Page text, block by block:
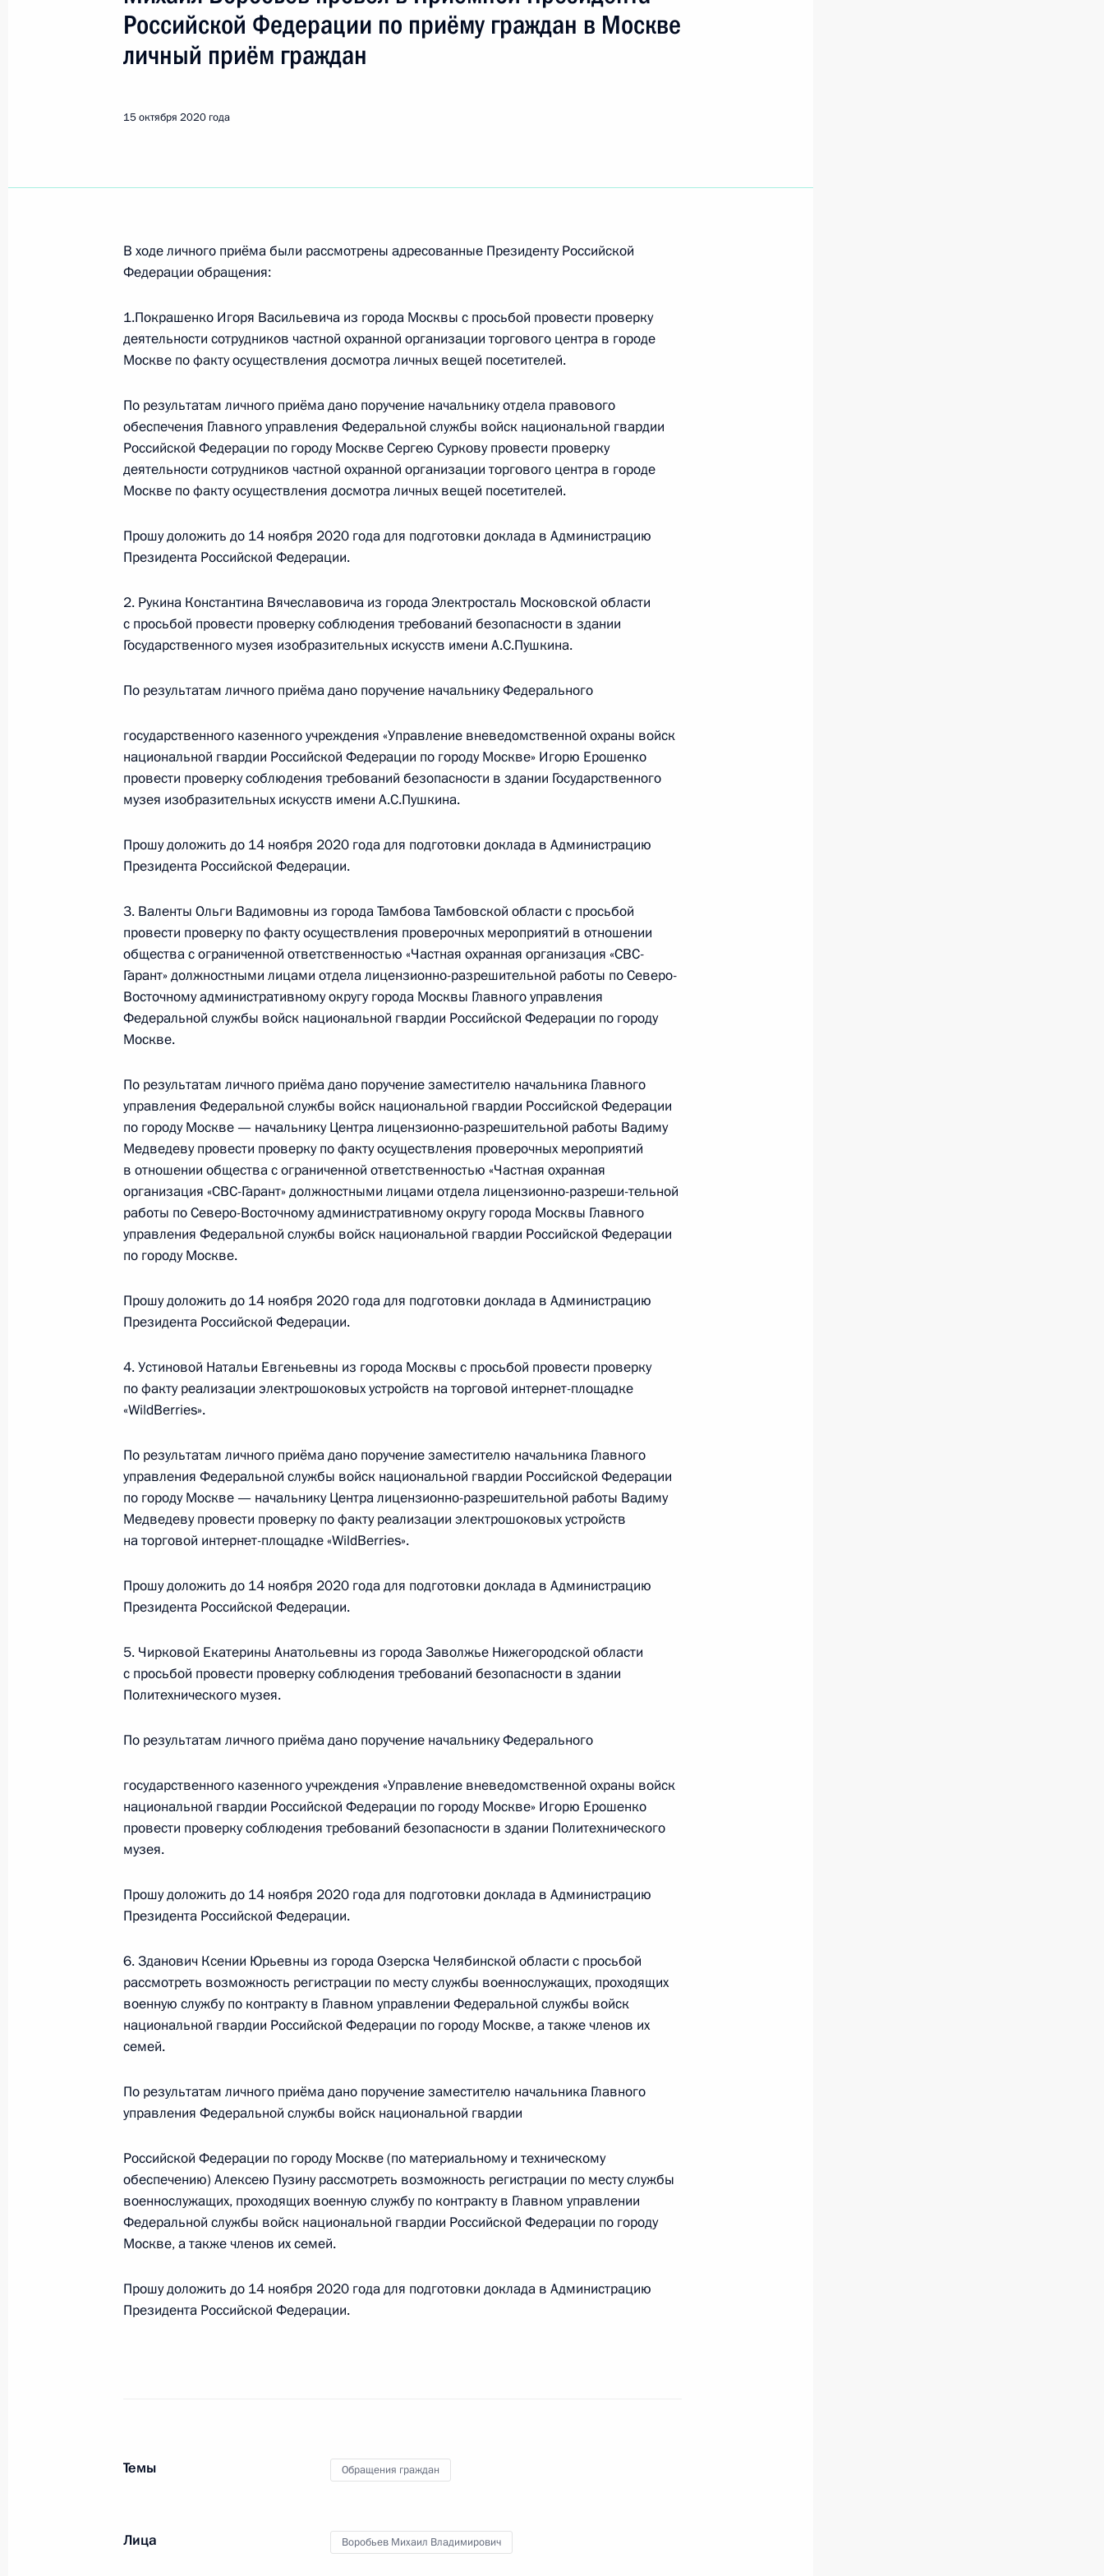
10 ноября 2023 года, пятница
по поручению Президента Российской Федерации начальником Главного
Российской Федерации по приёму граждан в Москве 11 октября 2023 года
11 октября 2023 года по поручению Президента Российской Федерации
начальник Главного управления Федеральной службы войск национальной гвардии
Российской Федерации по городу Москве Михаил Воробьёв провел в Приёмной
граждан
11 октября 2023 года, 19:01
Исполнены поручения, данные по результатам личного приёма, проведённого
управления Федеральной службы войск национальной гвардии Российской
Федерации по городу Москве Михаилом Воробьевым в Приёмной Президента
Российской Федерации по приёму граждан в Москве 15 марта 2023 года
15 марта 2023 года, среда
15 марта 2023 года по поручению Президента Российской Федерации начальник
Главного управления Федеральной службы войск национальной гвардии
Президента Российской Федерации по приёму граждан в Москве личный приём
граждан
14 ноября 2022 года, понедельник
Исполнены поручения, данные по результатам личного приёма, проведённого
по поручению Президента Российской Федерации начальником Главного
управления Федеральной службы войск национальной гвардии Российской
Российской Федерации по приёму граждан в Москве 19 октября 2022 года
14 ноября 2022 года, 19:10
19 октября 2022 года, среда
19 октября 2022 года по поручению Президента Российской Федерации
начальник Главного управления Федеральной службы войск национальной гвардии
Президента Российской Федерации по приёму граждан в Москве личный приём
граждан
Исполнены поручения, данные по результатам личного приёма, проведённого
по поручению Президента Российской Федерации начальником Главного
управления Федеральной службы войск национальной гвардии Российской
Федерации по городу Москве Михаилом Воробьёвым в Приёмной Президента
Российской Федерации по приёму граждан в Москве 17 марта 2022 года
15 апреля 2022 года, 18:17
17 марта 2022 года, четверг
17 марта 2022 года по поручению Президента Российской Федерации начальник
Российской Федерации по городу Москве Михаил Воробьёв провел в Приёмной
граждан
17 марта 2022 года, 19:22
Исполнены поручения, данные по результатам личного приёма, проведённого
управления Федеральной службы войск национальной гвардии Российской
Федерации по городу Москве Михаилом Воробьёвым в Приёмной Президента
Российской Федерации по приёму граждан в Москве 27 октября 2021 года
25 ноября 2021 года, 20:37
27 октября 2021 года, среда
начальник Главного управления Федеральной службы войск национальной гвардии
Российской Федерации по городу Москве Михаил Воробьёв провел в Приёмной
Президента Российской Федерации по приёму граждан в Москве личный приём
граждан
Российской Федерации по приёму граждан в Москве 25 марта 2021 года
Российской Федерации по приёму граждан в Москве
личный приём граждан
15 октября 2020 года
В ходе личного приёма были рассмотрены адресованные Президенту Российской
Федерации обращения:
1.Покрашенко Игоря Васильевича из города Москвы с просьбой провести проверку
деятельности сотрудников частной охранной организации торгового центра в городе
Москве по факту осуществления досмотра личных вещей посетителей.
По результатам личного приёма дано поручение начальнику отдела правового
обеспечения Главного управления Федеральной службы войск национальной гвардии
Российской Федерации по городу Москве Сергею Суркову провести проверку
деятельности сотрудников частной охранной организации торгового центра в городе
Москве по факту осуществления досмотра личных вещей посетителей.
Прошу доложить до 14 ноября 2020 года для подготовки доклада в Администрацию
Президента Российской Федерации.
2. Рукина Константина Вячеславовича из города Электросталь Московской области
с просьбой провести проверку соблюдения требований безопасности в здании
Государственного музея изобразительных искусств имени А.С.Пушкина.
По результатам личного приёма дано поручение начальнику Федерального
государственного казенного учреждения «Управление вневедомственной охраны войск
национальной гвардии Российской Федерации по городу Москве» Игорю Ерошенко
провести проверку соблюдения требований безопасности в здании Государственного
музея изобразительных искусств имени А.С.Пушкина.
Прошу доложить до 14 ноября 2020 года для подготовки доклада в Администрацию
Президента Российской Федерации.
3. Валенты Ольги Вадимовны из города Тамбова Тамбовской области с просьбой
провести проверку по факту осуществления проверочных мероприятий в отношении
общества с ограниченной ответственностью «Частная охранная организация «СВС-
Гарант» должностными лицами отдела лицензионно-разрешительной работы по Северо-
Восточному административному округу города Москвы Главного управления
Федеральной службы войск национальной гвардии Российской Федерации по городу
Москве.
По результатам личного приёма дано поручение заместителю начальника Главного
управления Федеральной службы войск национальной гвардии Российской Федерации
по городу Москве — начальнику Центра лицензионно-разрешительной работы Вадиму
Медведеву провести проверку по факту осуществления проверочных мероприятий
в отношении общества с ограниченной ответственностью «Частная охранная
организация «СВС-Гарант» должностными лицами отдела лицензионно-разреши-тельной
работы по Северо-Восточному административному округу города Москвы Главного
управления Федеральной службы войск национальной гвардии Российской Федерации
по городу Москве.
Прошу доложить до 14 ноября 2020 года для подготовки доклада в Администрацию
Президента Российской Федерации.
4. Устиновой Натальи Евгеньевны из города Москвы с просьбой провести проверку
по факту реализации электрошоковых устройств на торговой интернет-площадке
«WildBerries».
По результатам личного приёма дано поручение заместителю начальника Главного
управления Федеральной службы войск национальной гвардии Российской Федерации
по городу Москве — начальнику Центра лицензионно-разрешительной работы Вадиму
Медведеву провести проверку по факту реализации электрошоковых устройств
на торговой интернет-площадке «WildBerries».
Прошу доложить до 14 ноября 2020 года для подготовки доклада в Администрацию
Президента Российской Федерации.
5. Чирковой Екатерины Анатольевны из города Заволжье Нижегородской области
с просьбой провести проверку соблюдения требований безопасности в здании
Политехнического музея.
По результатам личного приёма дано поручение начальнику Федерального
государственного казенного учреждения «Управление вневедомственной охраны войск
национальной гвардии Российской Федерации по городу Москве» Игорю Ерошенко
провести проверку соблюдения требований безопасности в здании Политехнического
музея.
Прошу доложить до 14 ноября 2020 года для подготовки доклада в Администрацию
Президента Российской Федерации.
6. Зданович Ксении Юрьевны из города Озерска Челябинской области с просьбой
рассмотреть возможность регистрации по месту службы военнослужащих, проходящих
военную службу по контракту в Главном управлении Федеральной службы войск
национальной гвардии Российской Федерации по городу Москве, а также членов их
семей.
По результатам личного приёма дано поручение заместителю начальника Главного
управления Федеральной службы войск национальной гвардии
Российской Федерации по городу Москве (по материальному и техническому
обеспечению) Алексею Пузину рассмотреть возможность регистрации по месту службы
военнослужащих, проходящих военную службу по контракту в Главном управлении
Федеральной службы войск национальной гвардии Российской Федерации по городу
Москве, а также членов их семей.
Прошу доложить до 14 ноября 2020 года для подготовки доклада в Администрацию
Президента Российской Федерации.
Темы Обращения граждан
Лица Воробьев Михаил Владимирович